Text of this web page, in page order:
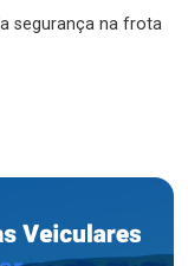
segurança na frota